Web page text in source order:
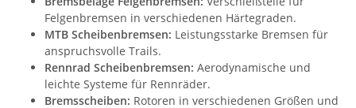
Felgenbremsen in verschiedenen Härtegraden.
MTB Scheibenbremsen: Leistungsstarke Bremsen für
anspruchsvolle Trails.
Rennrad Scheibenbremsen: Aerodynamische und
leichte Systeme für Rennräder.
Bremsscheiben: Rotoren in verschiedenen Größen und